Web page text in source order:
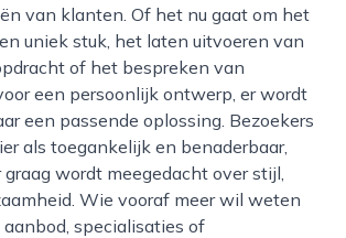
van klanten. Of het nu gaat om het
uniek stuk, het laten uitvoeren van
of het bespreken van
een persoonlijk ontwerp, er wordt
een passende oplossing. Bezoekers
als toegankelijk en benaderbaar,
graag wordt meegedacht over stijl,
Wie vooraf meer wil weten
specialisaties of